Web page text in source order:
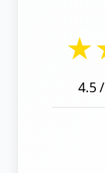
★
4.5/